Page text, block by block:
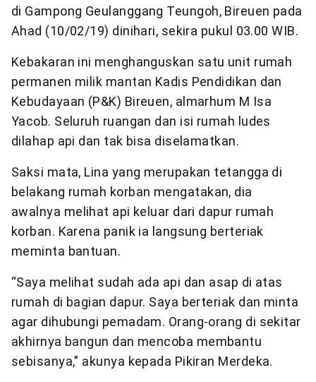
di Gampong Geulanggang Teungoh, Bireuen pada
Ahad (10/02/19) dinihari, sekira pukul 03.00 WIB.
Kebakaran ini menghanguskan satu unit rumah
permanen milik mantan Kadis Pendidikan dan
Kebudayaan (P&K) Bireuen, almarhum M Isa
Yacob. Seluruh ruangan dan isi rumah ludes
dilahap api dan tak bisa diselamatkan.
Saksi mata, Lina yang merupakan tetangga di
belakang rumah korban mengatakan, dia
awalnya melihat api keluar dari dapur rumah
korban. Karena panik ia langsung berteriak
meminta bantuan.
“Saya melihat sudah ada api dan asap di atas
rumah di bagian dapur. Saya berteriak dan minta
agar dihubungi pemadam. Orang-orang di sekitar
akhirnya bangun dan mencoba membantu
sebisanya,” akunya kepada Pikiran Merdeka.